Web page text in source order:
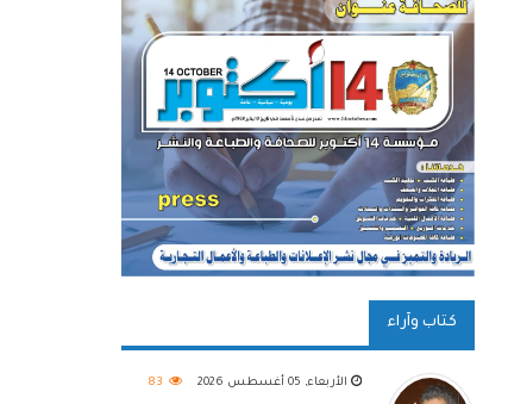
كتاب وآراء
الأربعاء, 05 أغسطس 2026 83